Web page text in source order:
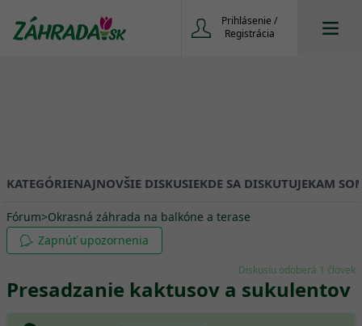
Prihlásenie /
Registrácia
KATEGÓRIENAJNOVŠIE DISKUSIEKDE SA DISKUTUJEKAM
Fórum>Okrasná záhrada na balkóne a terase
Zapnúť upozornenia
Diskusiu odoberá 1 človek
Presadzanie kaktusov a sukulentov